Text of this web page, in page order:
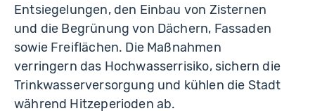
Entsiegelungen, den Einbau von Zisternen
und die Begrünung von Dächern, Fassaden
sowie Freiflächen. Die Maßnahmen
verringern das Hochwasserrisiko, sichern die
Trinkwasserversorgung und kühlen die Stadt
während Hitzeperioden ab.